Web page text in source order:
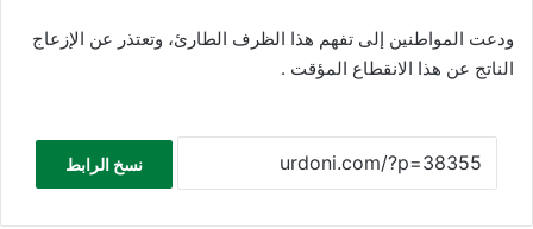
ودعت المواطنين إلى تفهم هذا الظرف الطارئ، وتعتذر عن الإزعاج
الناتج عن هذا الانقطاع المؤقت .
نسخ الرابط